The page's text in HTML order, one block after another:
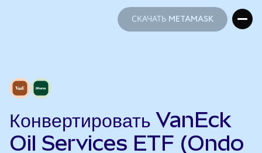
СКАЧАТЬ METAMASK
Конвертировать VanEck
Oil Services ETF (Ondo